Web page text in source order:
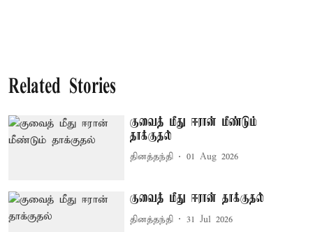
Related Stories
குவைத் மீது ஈரான் மீண்டும்
தாக்குதல்
தினத்தந்தி 01 Aug 2026
குவைத் மீது ஈரான் தாக்குதல்
தினத்தந்தி 31 Jul 2026